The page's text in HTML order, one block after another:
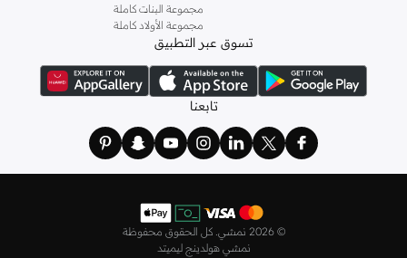
مجموعة البنات كاملة
مجموعة الأولاد كاملة
تسوق عبر التطبيق
تابعنا
© 2026 نمشي. كل الحقوق محفوظة
نمشي هولدينج ليميتد